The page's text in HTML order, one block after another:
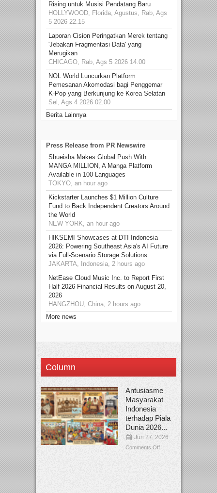
Rising untuk Musisi Pendatang Baru
HOLLYWOOD, Florida, Agustus, Rab, Ags
5 2026 22.15
Laporan Cision Peringatkan Merek tentang
'Jebakan Fragmentasi Data' yang
Merugikan
CHICAGO, Rab, Ags 5 2026 14.00
NOL World Luncurkan Platform
Pemesanan Akomodasi bagi Penggemar
K-Pop yang Berkunjung ke Korea Selatan
Sel, Ags 4 2026 02.00
Berita Lainnya
Press Release from PR Newswire
Shueisha Makes Global Push With
MANGA MILLION, A Manga Platform
Available in 100 Languages
TOKYO, an hour ago
Kickstarter Launches $1 Million Culture
Fund to Back Independent Creators Around
the World
NEW YORK, an hour ago
HIKSEMI Showcases at DTI Indonesia
2026: Powering Southeast Asia's AI Future
via Full‑Scenario Storage Solutions
JAKARTA, Indonesia, 2 hours ago
NetEase Cloud Music Inc. to Report First
Half 2026 Financial Results on August 20,
2026
HANGZHOU, China, 2 hours ago
More news
Column
Antusiasme
Masyarakat
Indonesia
terhadap Piala
Dunia 2026...
Jun 27, 2026
Comments Off